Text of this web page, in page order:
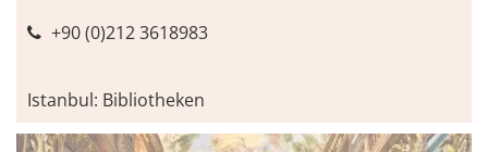
+90 (0)212 3618983
Istanbul: Bibliotheken